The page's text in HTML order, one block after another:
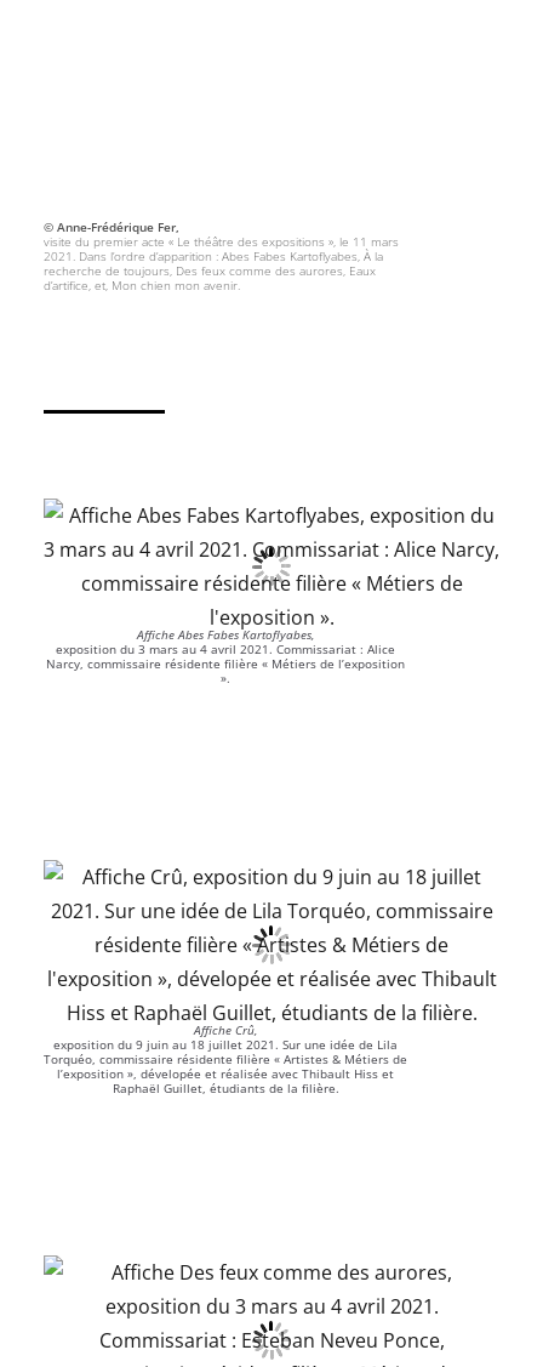
© Anne-Frédérique Fer,
visite du premier acte « Le théâtre des expositions », le 11 mars
2021. Dans l’ordre d’apparition : Abes Fabes Kartoflyabes, À la
recherche de toujours, Des feux comme des aurores, Eaux
d’artifice, et, Mon chien mon avenir.
Affiche Abes Fabes Kartoflyabes,
exposition du 3 mars au 4 avril 2021. Commissariat : Alice
Narcy, commissaire résidente filière « Métiers de l’exposition
».
Affiche Crû,
exposition du 9 juin au 18 juillet 2021. Sur une idée de Lila
Torquéo, commissaire résidente filière « Artistes & Métiers de
l’exposition », dévelopée et réalisée avec Thibault Hiss et
Raphaël Guillet, étudiants de la filière.